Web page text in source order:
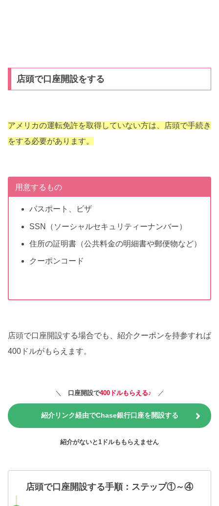
店頭で口座開設をする
アメリカの運転免許を取得していない方は、店頭で手続き
をする必要があります。
用意するもの
パスポート、ビザ
SSN（ソーシャルセキュリティーナンバー）
住所の証明書（公共料金の明細書や郵便物など）
クーポンコード
店頭で口座開設する場合でも、紹介クーポンを持参すれば
400ドルがもらえます。
＼ 口座開設で400ドルもらえる♪ ／
紹介リンク経由でChase銀行口座を開設する
紹介がないと1ドルももらえません
店頭で口座開設する手順：ステップ①～④